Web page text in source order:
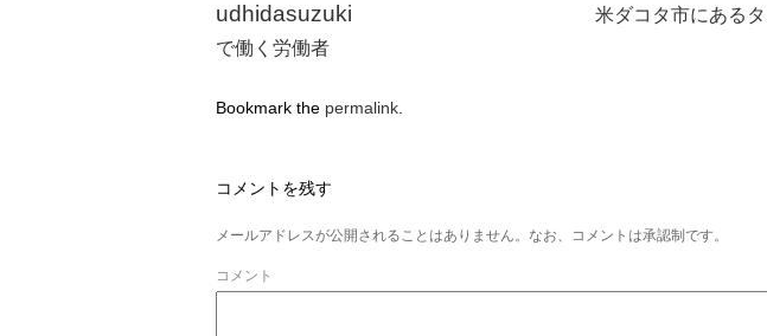
udhidasuzuki
米ダコタ市にある
で働く労働者
Bookmark the permalink
コメントを残す
メールアドレスが公開されることはありません。なお、コメントは承認制です。
コメント